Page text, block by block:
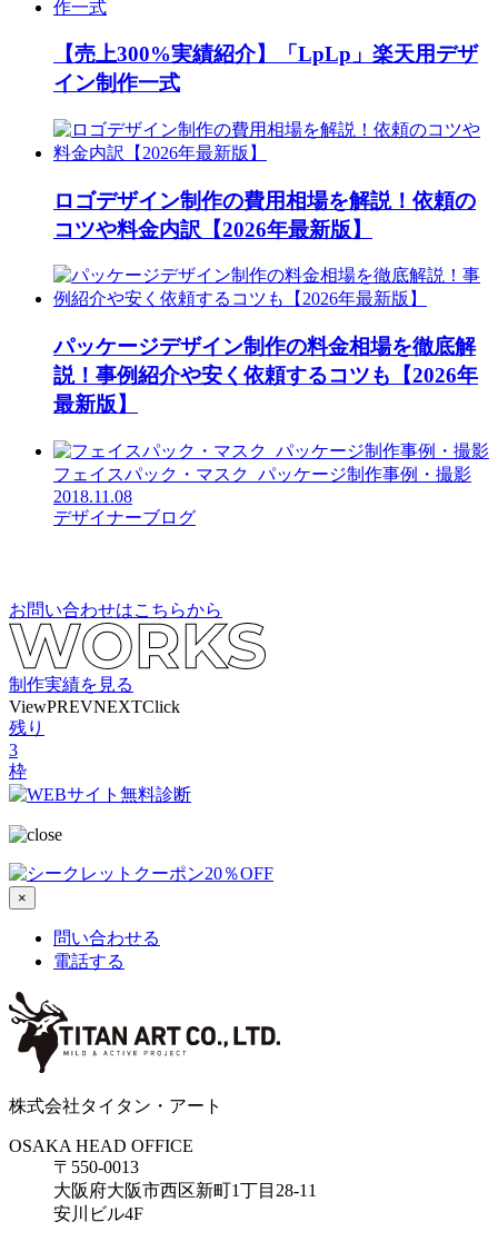
【売上300%実績紹介】「LpLp」楽天用デザ
イン制作一式
ロゴデザイン制作の費用相場を解説！依頼の
コツや料金内訳【2026年最新版】
パッケージデザイン制作の料金相場を徹底解
説！事例紹介や安く依頼するコツも【2026年
最新版】
フェイスパック・マスク_パッケージ制作事例・撮影
2018.11.08
デザイナーブログ
お問い合わせはこちらから
制作実績を見る
ViewPREVNEXTClick
残り
3
枠
×
問い合わせる
電話する
株式会社タイタン・アート
OSAKA HEAD OFFICE
〒550-0013
大阪府大阪市西区新町1丁目28-11
安川ビル4F